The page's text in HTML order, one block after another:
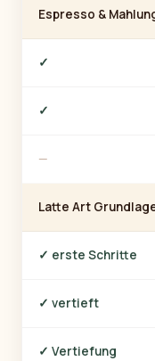
Espresso &
✓
✓
—
Latte Art
✓ erste Schritte
✓ vertieft
✓ Vertiefung